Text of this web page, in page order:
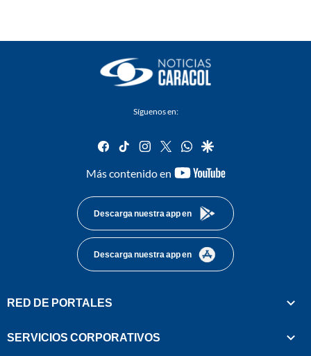
Síguenos en:
facebook
tiktok instagram
twitterwhatsapp
google
Más contenido en
youtube-
Descarga nuestra app en
Descarga nuestra app en
RED DE PORTALES
SERVICIOS CORPORATIVOS